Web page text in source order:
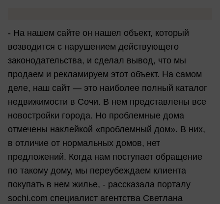
- На нашем сайте он нашел объект, который
возводится с нарушением действующего
законодательства, и сделал вывод, что мы
продаем и рекламируем этот объект. На самом
деле, наш сайт — это наиболее полный каталог
недвижимости в Сочи. В нем представлены все
новостройки города. Но проблемные дома
отмечены наклейкой «проблемный дом». В них,
в отличие от нормальных домов, нет
предложений. Когда нам поступает обращение
по такому дому, мы переубеждаем клиента
покупать в нем жилье, - рассказала порталу
sochi.com специалист агентства Светлана